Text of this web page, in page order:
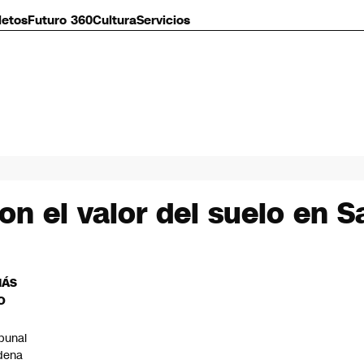
Futuro 360CulturaServicios
el valor del suelo en